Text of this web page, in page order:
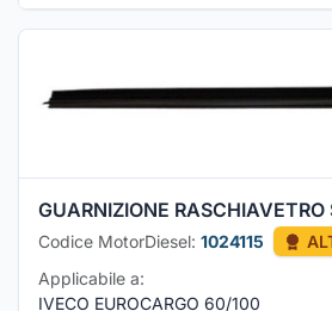
GUARNIZIONE RASCHIAVETRO
Codice MotorDiesel: 1024115
Applicabile a:
IVECO EUROCARGO 60/100